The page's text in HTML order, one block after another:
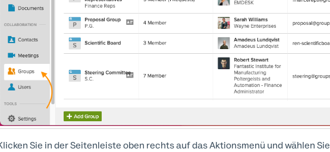
Sie in der Seitenleiste oben rechts auf das Aktionsmenü und wählen Sie